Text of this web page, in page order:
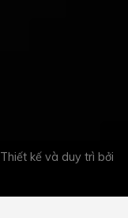
Thiết kế và duy trì bởi